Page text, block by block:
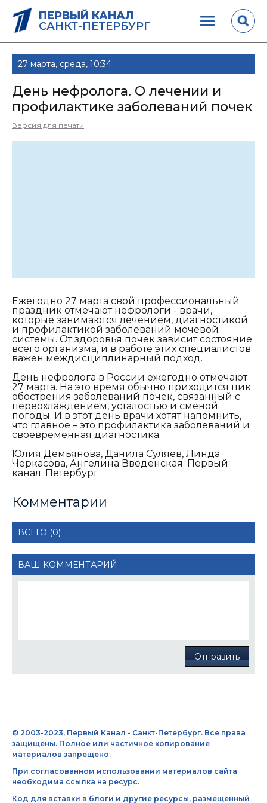
ПЕРВЫЙ КАНАЛ
САНКТ-ПЕТЕРБУРГ
27 марта, среда, 10:34
День нефролога. О лечении и
профилактике заболеваний почек
Версия для печати
Ежегодно 27 марта свой профессиональный
праздник отмечают нефрологи - врачи,
которые занимаются лечением, диагностикой
и профилактикой заболеваний мочевой
системы. От здоровья почек зависит состояние
всего организма, и в работе этих специалистов
важен междисциплинарный подход.
День нефролога в России ежегодно отмечают
27 марта. На это время обычно приходится пик
обострения заболеваний почек, связанный с
переохлаждением, усталостью и сменой
погоды. И в этот день врачи хотят напомнить,
что главное – это профилактика заболеваний и
своевременная диагностика.
Юлия Демьянова, Данила Суляев, Линда
Черкасова, Ангелина Введенская. Первый
канал. Петербург
Комментарии
ВСЕГО (0)
ВАШ КОММЕНТАРИЙ
Отправить
© 2003-2023, Первый Канал - Санкт-Петербург. Все права
защищены. Полное или частичное копирование
материалов запрещено.
При согласованном использовании материалов сайта
необходима ссылка на ресурс.
Код для вставки в блоги и другие ресурсы, размещенный